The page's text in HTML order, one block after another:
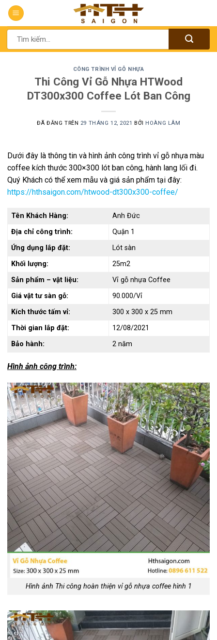
Chuyển
đến
nộiTìm
kiếm:
CÔNG TRÌNH VỈ GỖ NHỰA
Thi Công Vỉ Gỗ Nhựa HTWood
DT300x300 Coffee Lót Ban Công
ĐÃ ĐĂNG TRÊN 29 THÁNG 12, 2021 BỞI HOÀNG LÂM
Dưới đây là thông tin và hình ảnh công trình vỉ gỗ nhựa màu
coffee kích thước 300×300 lót ban công, hành lang lối đi.
Quý Khách có thể xem mẫu và giá sản phẩm tại đây:
https://hthsaigon.com/htwood-dt300x300-coffee/
Tên Khách Hàng:
Anh Đức
Địa chỉ công trình:
Quận 1
Ứng dụng lắp đặt:
Lót sàn
Khối lượng:
25m2
Sản phẩm – vật liệu:
Vỉ gỗ nhựa Coffee
Giá vật tư sàn gỗ:
90.000/Vỉ
Kích thước tấm vỉ:
300 x 300 x 25 mm
Thời gian lắp đặt:
12/08/2021
Bảo hành:
2 năm
Hình ảnh công trình:
Hình ảnh Thi công hoàn thiện vỉ gỗ nhựa coffee hình 1